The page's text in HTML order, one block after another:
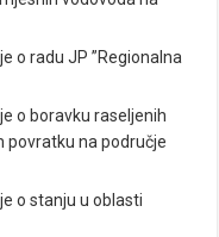
o radu JP ”Regionalna
o boravku raseljenih
povratku na područje
o stanju u oblasti